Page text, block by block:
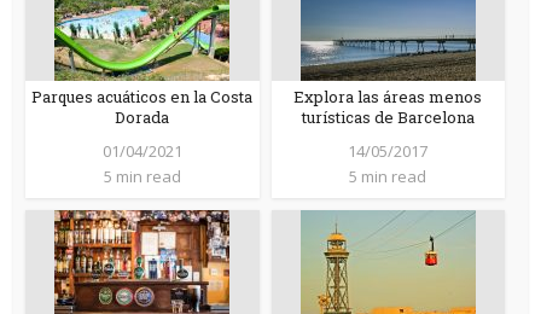
Parques acuáticos en la Costa
Dorada
01/04/2021
5 min read
Explora las áreas menos
turísticas de Barcelona
14/05/2017
5 min read